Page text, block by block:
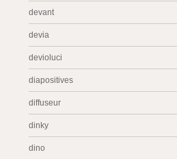
devant
devia
devioluci
diapositives
diffuseur
dinky
dino